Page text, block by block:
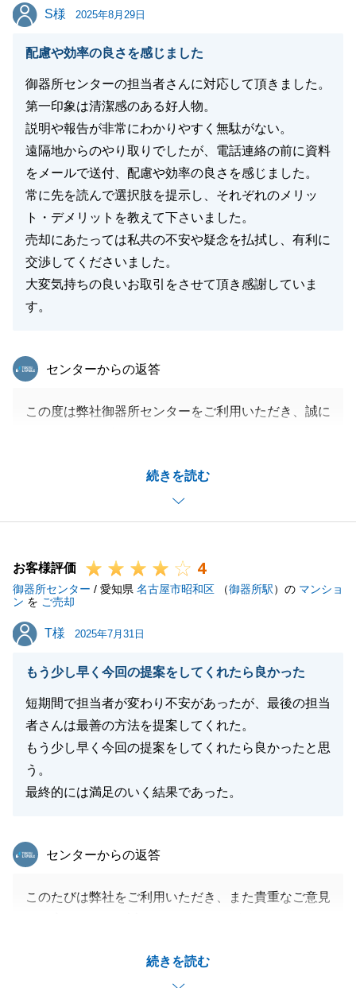
今後も一層のサービス向上に向けて、いただいたお言
また今後におかれましても不動産に関する事が有りま
したら是非お声がけをいただけますと幸甚でございま
す。
引き続きとも宜しくお願いいたします。
閉じる
S様
S様 2025年8月29日
配慮や効率の良さを感じました
御器所センターの担当者さんに対応して頂きました。
第一印象は清潔感のある好人物。
説明や報告が非常にわかりやすく無駄がない。
遠隔地からのやり取りでしたが、電話連絡の前に資料
をメールで送付、配慮や効率の良さを感じました。
常に先を読んで選択肢を提示し、それぞれのメリッ
ト・デメリットを教えて下さいました。
売却にあたっては私共の不安や疑念を払拭し、有利に
交渉してくださいました。
大変気持ちの良いお取引をさせて頂き感謝していま
す。
続きを読む
東急リバブル
センターからの返答
この度は弊社御器所センターをご利用いただき、誠に
S様からの温かいお言葉が、何よりの励みとなりま
す。
できるよう努めてまいります。
また不動産に関するお悩みやご相談事などがございま
したら、お気軽にご連絡くださいませ。
今後とも宜しくお願い申し上げます。
閉じる
お客様評価 4
御器所センター / 愛知県 名古屋市昭和区 （御器所駅）の マンショ
ン を ご売却
T様
T様 2025年7月31日
もう少し早く今回の提案をしてくれたら良かった
短期間で担当者が変わり不安があったが、最後の担当
者さんは最善の方法を提案してくれた。
もう少し早く今回の提案をしてくれたら良かったと思
う。
最終的には満足のいく結果であった。
続きを読む
東急リバブル
センターからの返答
このたびは弊社をご利用いただき、また貴重なご意見
と、心よりお詫び申し上げます。